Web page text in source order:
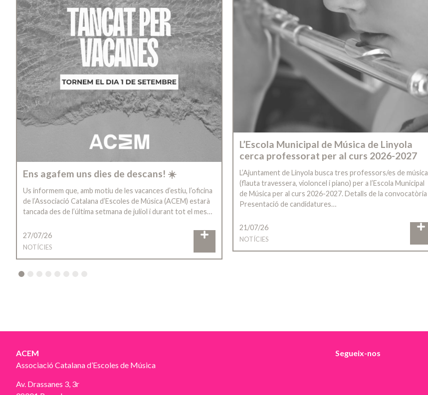
Ens agafem uns dies de descans! ☀️
Us informem que, amb motiu de les vacances d’estiu, l’oficina
de l’Associació Catalana d’Escoles de Música (ACEM) estarà
tancada des de l’última setmana de juliol i durant tot el mes…
27/07/26
NOTÍCIES
L’Escola Municipal de Música de Linyola
cerca professorat per al curs 2026-2027
L’Ajuntament de Linyola busca tres professors/es de música
(flauta travessera, violoncel i piano) per a l’Escola Municipal
de Música per al curs 2026-2027. Detalls de la convocatòria
Presentació de candidatures…
21/07/26
NOTÍCIES
4 5 6 7 8
ACEM
Associació Catalana d’Escoles de Música
Av. Drassanes 3, 3r
Segueix-nos